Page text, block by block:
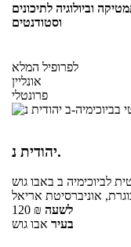
וביולוגיה לתיכונים
וסטודנטים
לפרופיל המלא
אונליין
פרונטלי
יהודית נ.
לביוכימיה ב באבו גוש
אוניברסיטת אריאל
120 ₪ לשעה
בעיר אבו גוש